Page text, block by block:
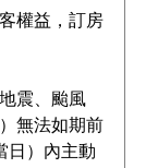
權益，訂房
震、颱風
無法如期前
日）內主動